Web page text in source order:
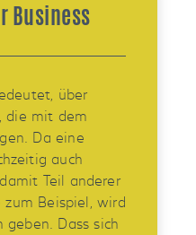
Business
über
die mit dem
Da eine
auch
Teil anderer
zum Beispiel, wird
geben. Dass sich